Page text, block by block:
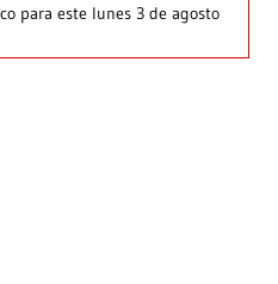
para este lunes 3 de agosto